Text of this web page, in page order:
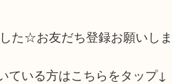
た☆お友だち登録お願いし
ている方はこちらをタップ↓